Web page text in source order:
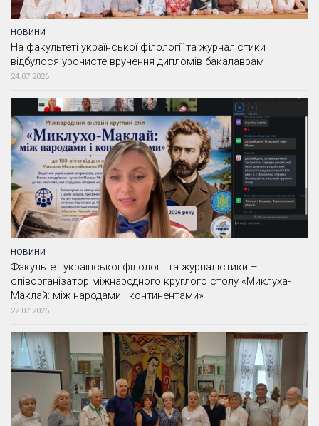
НОВИНИ
На факультеті української філології та журналістики
відбулося урочисте вручення дипломів бакалаврам
24.07.2026
НОВИНИ
Факультет української філології та журналістики –
співорганізатор міжнародного круглого столу «Миклуха-
Маклай: між народами і континентами»
22.07.2026